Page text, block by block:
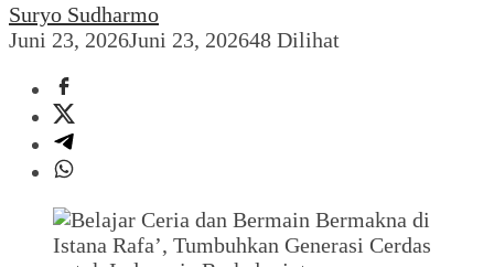
Suryo Sudharmo
Juni 23, 2026Juni 23, 202648 Dilihat